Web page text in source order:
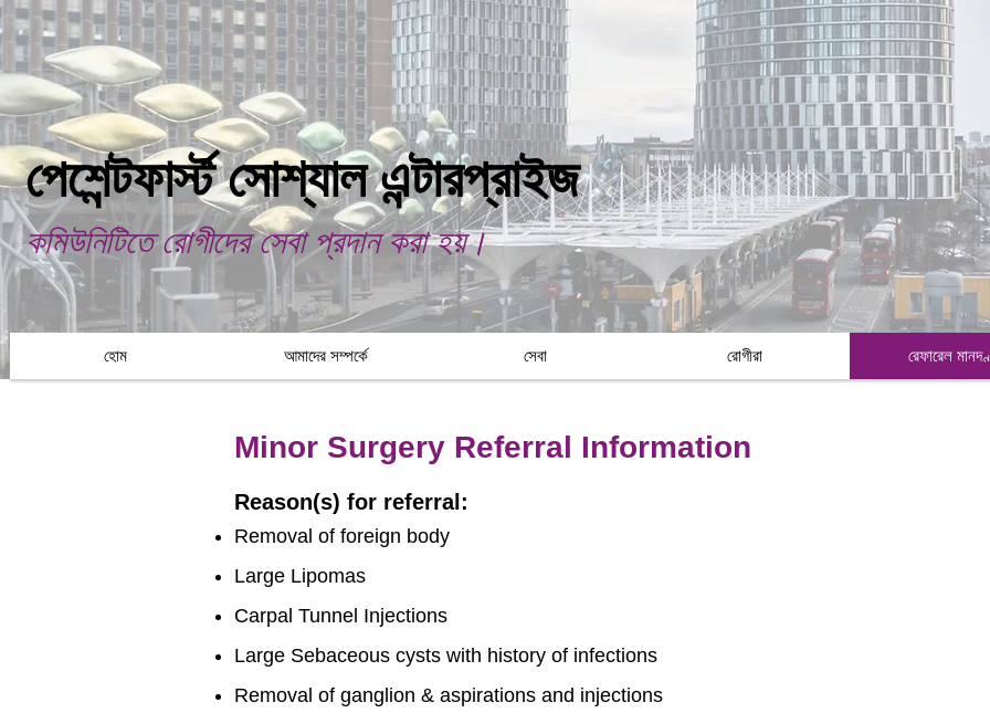
পেশেন্টফার্স্ট সোশ্যাল এন্টারপ্রাইজ
কমিউনিটিতে রোগীদের সেবা প্রদান করা হয়।
হোম আমাদের সম্পর্কে সেবা রোগীরা রেফারেল
Minor Surgery Referral Information
Reason(s) for referral:
Removal of foreign body
Large Lipomas
Carpal Tunnel Injections
Large Sebaceous cysts with history of infections
Removal of ganglion & aspirations and injections